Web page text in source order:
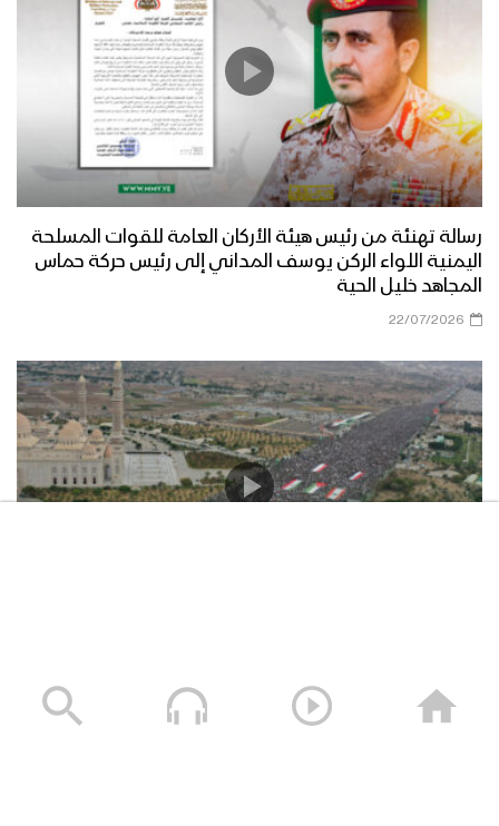
رسالة تهنئة من رئيس هيئة الأركان العامة للقوات المسلحة
اليمنية اللواء الركن يوسف المداني إلى رئيس حركة حماس
المجاهد خليل الحية
22/07/2026
يوليو 2026م